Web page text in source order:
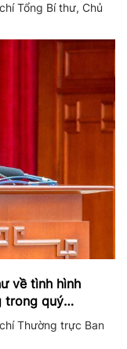
Tổng Bí thư, Chủ
về tình hình
trong quý
Thường trực Ban